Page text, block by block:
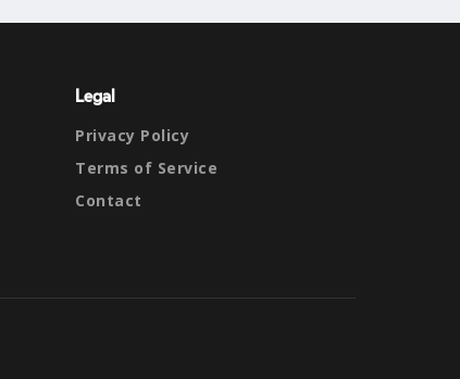
Legal
Privacy Policy
Terms of Service
Contact